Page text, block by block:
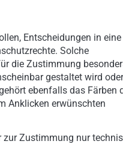
Entscheidungen in eine
Solche
die Zustimmung
gestaltet wird oder
ebenfalls das Färben
Anklicken erwünschten
zur Zustimmung nur